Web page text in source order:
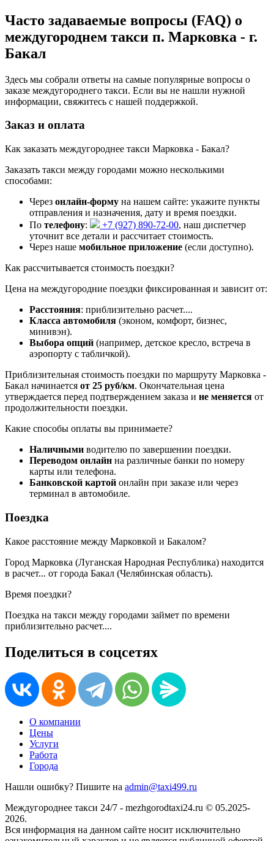
Часто задаваемые вопросы (FAQ) о
междугороднем такси п. Марковка - г.
Бакал
Здесь мы собрали ответы на самые популярные вопросы о
заказе междугороднего такси. Если вы не нашли нужной
информации, свяжитесь с нашей поддержкой.
Заказ и оплата
Как заказать междугороднее такси Марковка - Бакал?
Заказать такси между городами можно несколькими
способами:
Через онлайн-форму на нашем сайте: укажите пункты
отправления и назначения, дату и время поездки.
По телефону: +7 (927) 890-72-00, наш диспетчер
уточнит все детали и рассчитает стоимость.
Через наше мобильное приложение (если доступно).
Как рассчитывается стоимость поездки?
Цена на междугородние поездки фиксированная и зависит от:
Расстояния: приблизительно расчет....
Класса автомобиля (эконом, комфорт, бизнес,
минивэн).
Выбора опций (например, детское кресло, встреча в
аэропорту с табличкой).
Приблизительная стоимость поездки по маршруту Марковка -
Бакал начинается от 25 руб/км. Окончательная цена
утверждается перед подтверждением заказа и не меняется от
продолжительности поездки.
Какие способы оплаты вы принимаете?
Наличными водителю по завершении поездки.
Переводом онлайн на различные банки по номеру
карты или телефона.
Банковской картой онлайн при заказе или через
терминал в автомобиле.
Поездка
Какое расстояние между Марковкой и Бакалом?
Город Марковка (Луганская Народная Республика) находится
в расчет... от города Бакал (Челябинская область).
Время поездки?
Поездка на такси между городами займет по времени
приблизительно расчет....
Поделиться в соцсетях
О компании
Цены
Услуги
Работа
Города
Нашли ошибку? Пишите на admin@taxi499.ru
Междугороднее такси 24/7 - mezhgorodtaxi24.ru © 05.2025-
2026.
Вся информация на данном сайте носит исключительно